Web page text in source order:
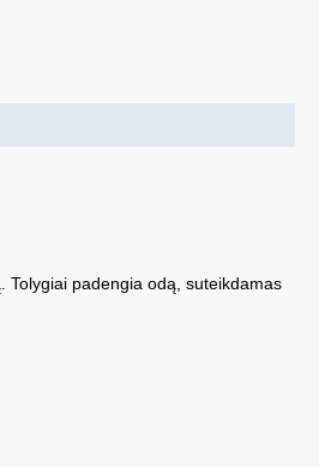
Tolygiai padengia odą, suteikdamas